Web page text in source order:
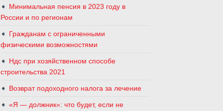
Минимальная пенсия в 2023 году в
России и по регионам
Гражданам с ограниченными
физическими возможностями
Ндс при хозяйственном способе
строительства 2021
Возврат подоходного налога за лечение
«Я — должник»‎: что будет, если не